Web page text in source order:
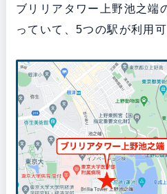
ブリリアタワー上野池之端
っていて、5つの駅が利用可